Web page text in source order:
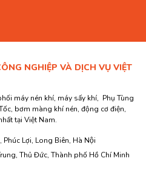
NGHIỆP VÀ DỊCH VỤ VIỆT
máy nén khí, máy sấy khí, Phụ Tùng
bơm màng khí nén, động cơ điện,
tại Việt Nam.
Phúc Lợi, Long Biên, Hà Nội
Thủ Đức, Thành phố Hồ Chí Minh